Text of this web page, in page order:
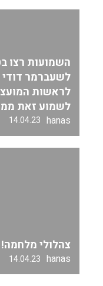
השמועות רצו
לשעברמר
לראשות
לשמוע זאת
hanas
14.04.23
צהלולי מלחמה!
hanas
14.04.23